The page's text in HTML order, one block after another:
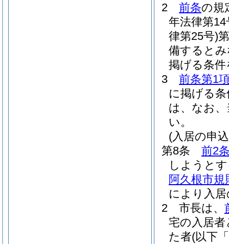
2
前条の規
年法律第14
律第25号)
備すると
掲げる条
3
前条第1
に掲げる
は、なお
い。
(入居の申
第8条
前2
しようと
阿久根市
により入
2
市長は、
宅の入居
た者(以下